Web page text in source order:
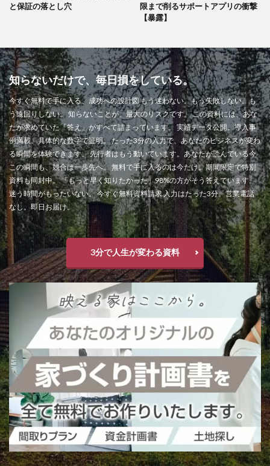
と保証の落とし穴
限まで削るサポートアプリの衝撃
【暴露】
知らないだけで、毎日損をしている。
今すぐ無料で手に入る、成功への設計図 もう迷わない。もう失敗しない。も
う遠回りしない。 知らないことが、最大のリスクです。 この資料には、あな
たが求めていた「答え」がすべて詰まっています。 実績データ公開。導入事
例満載。具体的な数字で証明。 たった3分の入力で、あなたのビジネスが変わ
る瞬間を体験できます。 先行者はもう動いています。あなたが読んでいる今
この瞬間も、競合は一歩先へ。 無料で手に入るのは今だけ。期間限定で特別
資料も同封中。 「もっと早く知りたかった」98%の方がそう答えています。
迷う時間がもったいない。 今すぐ無料資料請求 入力はたった3分。営業電話
なし。即日お届け。
3分で人生が変わる資料